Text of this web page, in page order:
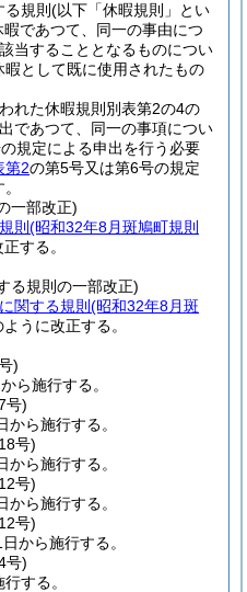
規則 (以下「休暇規則」とい
であつて、同一の事由につ
当することとなるものについ
暇として既に使用されたもの
れた休暇規則別表第2の4の
であつて、同一の事項につい
規定による申出を行う必要
第2の第5号又は第6号の規定
一部改正)
則 (昭和32年8月斑鳩町規則
する。
る規則の一部改正)
関する規則 (昭和32年8月斑
うに改正する。
)
ら施行する。
号)
ら施行する。
号)
ら施行する。
号)
ら施行する。
号)
から施行する。
号)
する。